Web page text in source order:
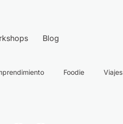
Blog
Foodie Viajes